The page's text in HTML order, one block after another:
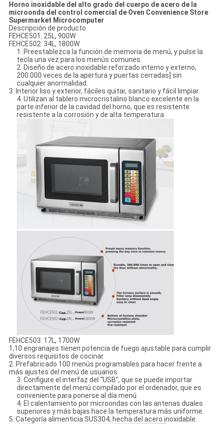
Horno inoxidable del alto grado del cuerpo de acero de la
microonda del control comercial de Oven Convenience Store
Supermarket Microcomputer
Descripción de producto
FEHCE501: 25L, 900W
FEHCE502: 34L, 1800W
1. Preestablezca la función de memoria de menú, y pulse la
tecla una vez para los menús comunes.
2. Diseño de acero inoxidable reforzado interno y externo,
200.000 veces de la apertura y puertas cerradas] sin
cualquier anormalidad.
3. Interior liso y exterior, fáciles quitar, sanitario y fácil limpiar.
4. Utilizan al tablero microcristalino blanco excelente en la
parte inferior de la cavidad del horno, que es resistente
resistente a la corrosión y de alta temperatura.
FEHCE503: 17L, 1700W
1,10 engranajes tienen potencia de fuego ajustable para cumplir
diversos requisitos de cocinar.
2. Prefabricado 100 menús programables para hacer frente a
más ajustes del menú de usuarios.
3. Configure el interfaz del “USB”, que se puede importar
directamente del menú compilado por el ordenador, que es
conveniente para ponerse al día menú.
4. El calentamiento por microondas con las antenas duales
superiores y más bajas hace la temperatura más uniforme.
5. Categoría alimenticia SUS304, hecha del acero inoxidable.